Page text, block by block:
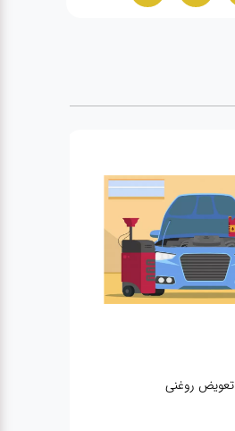
تعویض روغنی